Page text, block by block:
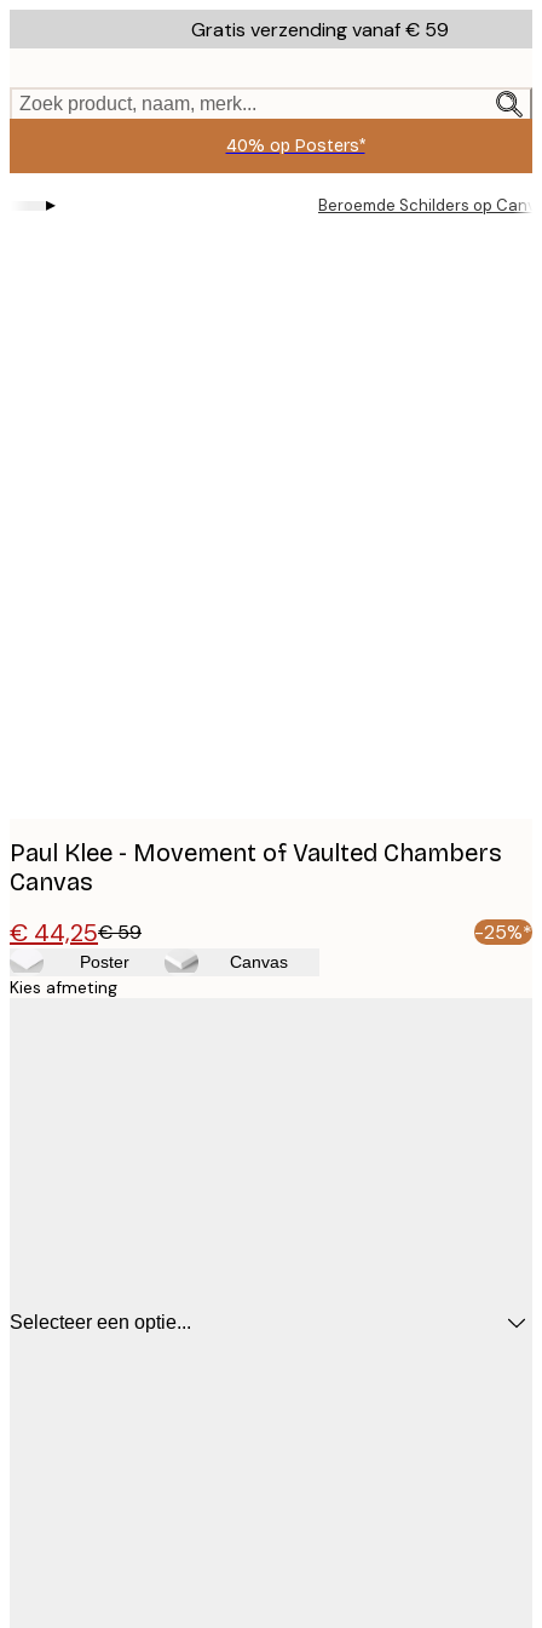
to
content.
Gratis verzending vanaf € 59
Zoek product, naam, merk...
40% op Posters*
▸ Beroemde Schilders op
Paul Klee - Movement of Vaulted Chambers
Canvas
€ 44,25€ 59 -25%*
Poster Canvas
Kies afmeting
Selecteer een optie...